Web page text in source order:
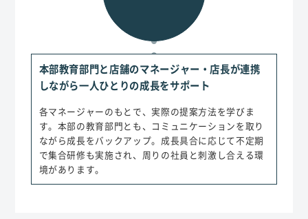
本部教育部門と店舗のマネージャー・店長が連携
しながら一人ひとりの成長をサポート
各マネージャーのもとで、実際の提案方法を学びま
す。本部の教育部門とも、コミュニケーションを取り
ながら成長をバックアップ。成長具合に応じて不定期
で集合研修も実施され、周りの社員と刺激し合える環
境があります。